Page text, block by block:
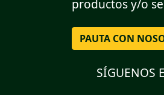
productos y/o
PAUTA CON
SÍGUENOS